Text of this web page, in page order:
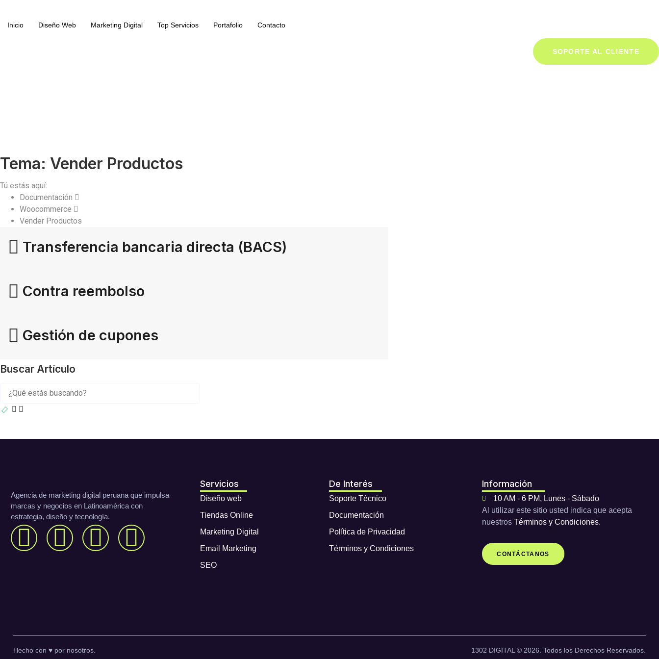
Inicio Diseño Web Marketing Digital Top Servicios Portafolio Contacto
SOPORTE AL CLIENTE
Tema: Vender Productos
Tú estás aquí:
Documentación
Woocommerce
Vender Productos
Transferencia bancaria directa (BACS)
Contra reembolso
Gestión de cupones
Buscar Artículo
Agencia de marketing digital peruana que impulsa
marcas y negocios en Latinoamérica con
estrategia, diseño y tecnología.
Servicios
Diseño web
Tiendas Online
Marketing Digital
Email Marketing
SEO
De Interés
Soporte Técnico
Documentación
Política de Privacidad
Términos y Condiciones
Información
10 AM - 6 PM, Lunes - Sábado
Al utilizar este sitio usted indica que acepta
nuestrosTérminos y Condiciones.
CONTÁCTANOS
Hecho con ♥ por nosotros. 1302 DIGITAL © 2026. Todos los Derechos Reservados.